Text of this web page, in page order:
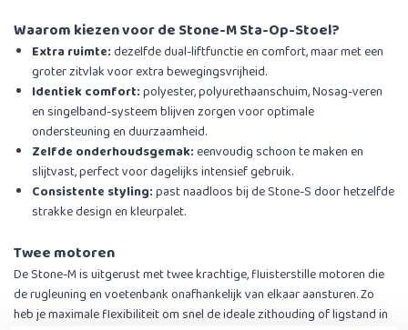
Waarom kiezen voor de Stone-M Sta-Op-Stoel?
Extra ruimte:dezelfde dual-liftfunctie en comfort, maar met een
groter zitvlak voor extra bewegingsvrijheid.
Identiek comfort:polyester, polyurethaanschuim, Nosag-veren
en singelband-systeem blijven zorgen voor optimale
ondersteuning en duurzaamheid.
Zelfde onderhoudsgemak:eenvoudig schoon te maken en
slijtvast, perfect voor dagelijks intensief gebruik.
Consistente styling:past naadloos bij de Stone-S door hetzelfde
strakke design en kleurpalet.
Twee motoren
De Stone-M is uitgerust met twee krachtige, fluisterstille motoren die
de rugleuning en voetenbank onafhankelijk van elkaar aansturen. Zo
heb je maximale flexibiliteit om snel de ideale zithouding of ligstand in